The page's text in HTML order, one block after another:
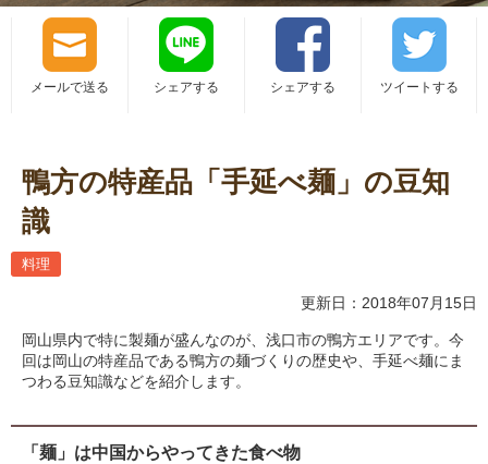
メールで送る シェアする シェアする ツイートする
鴨方の特産品「手延べ麺」の豆知
識
料理
更新日：2018年07月15日
岡山県内で特に製麺が盛んなのが、浅口市の鴨方エリアです。今
回は岡山の特産品である鴨方の麺づくりの歴史や、手延べ麺にま
つわる豆知識などを紹介します。
「麺」は中国からやってきた食べ物